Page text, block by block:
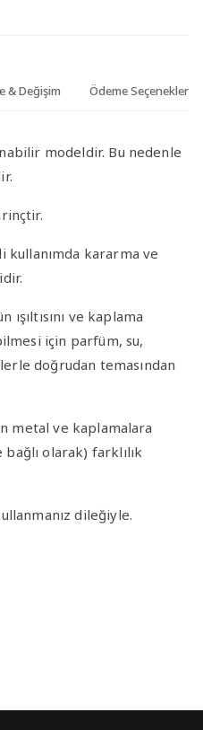
& Değişim Ödeme Seçenekleri
modeldir. Bu nedenle
kullanımda kararma ve
ışıltısını ve kaplama
için parfüm, su,
doğrudan temasından
metal ve kaplamalara
olarak) farklılık
dileğiyle.